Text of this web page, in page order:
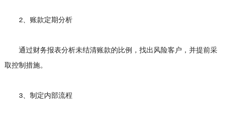
2、账款定期分析
通过财务报表分析未结清账款的比例，找出风险客户，并提前采
取控制措施。
3、制定内部流程